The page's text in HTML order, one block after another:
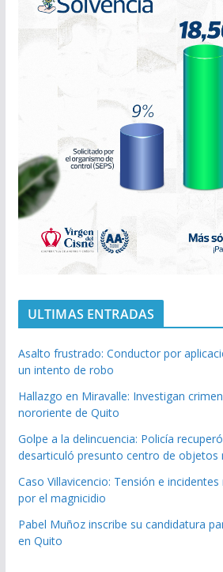
ULTIMAS ENTRADAS
Asalto frustrado: Conductor por
un intento de robo
Hallazgo en Miravalle: Investigan
nororiente de Quito
Golpe a la delincuencia: Policía
desarticuló presunto centro de objetos
Caso Villavicencio: Tensión e
por el magnicidio
Pabel Muñoz inscribe su candidatura
en Quito